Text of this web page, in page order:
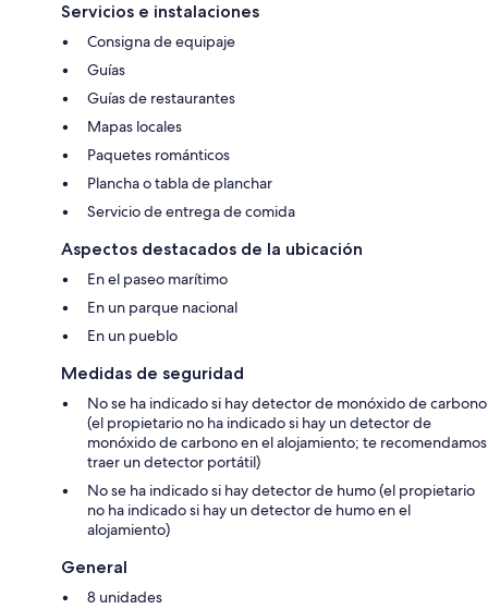
Servicios e instalaciones
Consigna de equipaje
Guías
Guías de restaurantes
Mapas locales
Paquetes románticos
Plancha o tabla de planchar
Servicio de entrega de comida
Aspectos destacados de la ubicación
En el paseo marítimo
En un parque nacional
En un pueblo
Medidas de seguridad
No se ha indicado si hay detector de monóxido de carbono
(el propietario no ha indicado si hay un detector de
monóxido de carbono en el alojamiento; te recomendamos
traer un detector portátil)
No se ha indicado si hay detector de humo (el propietario
no ha indicado si hay un detector de humo en el
alojamiento)
General
8 unidades